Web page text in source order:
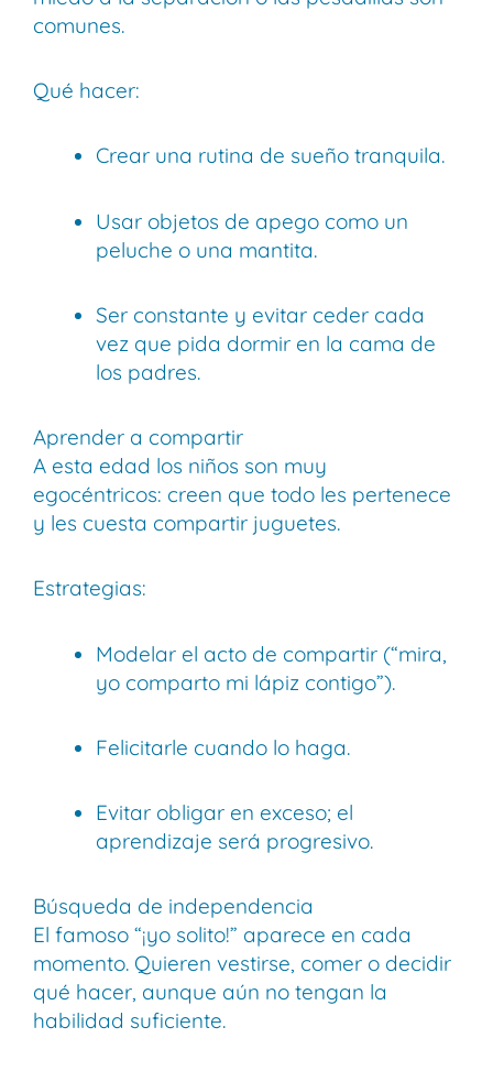
comunes.
Qué hacer:
Crear una rutina de sueño tranquila.
Usar objetos de apego como un
peluche o una mantita.
Ser constante y evitar ceder cada
vez que pida dormir en la cama de
los padres.
Aprender a compartir
A esta edad los niños son muy
egocéntricos: creen que todo les pertenece
y les cuesta compartir juguetes.
Estrategias:
Modelar el acto de compartir (“mira,
yo comparto mi lápiz contigo”).
Felicitarle cuando lo haga.
Evitar obligar en exceso; el
aprendizaje será progresivo.
Búsqueda de independencia
El famoso “¡yo solito!” aparece en cada
momento. Quieren vestirse, comer o decidir
qué hacer, aunque aún no tengan la
habilidad suficiente.